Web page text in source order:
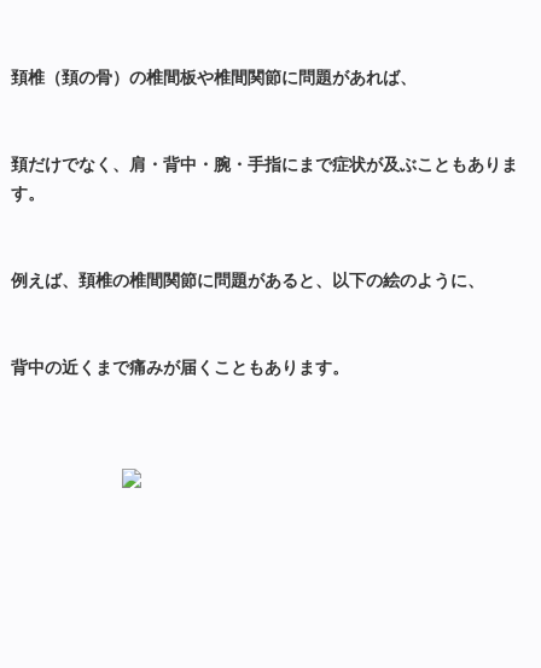
頚椎（頚の骨）の椎間板や椎間関節に問題があれば、
頚だけでなく、肩・背中・腕・手指にまで症状が及ぶこともありま
す。
例えば、頚椎の椎間関節に問題があると、以下の絵のように、
背中の近くまで痛みが届くこともあります。